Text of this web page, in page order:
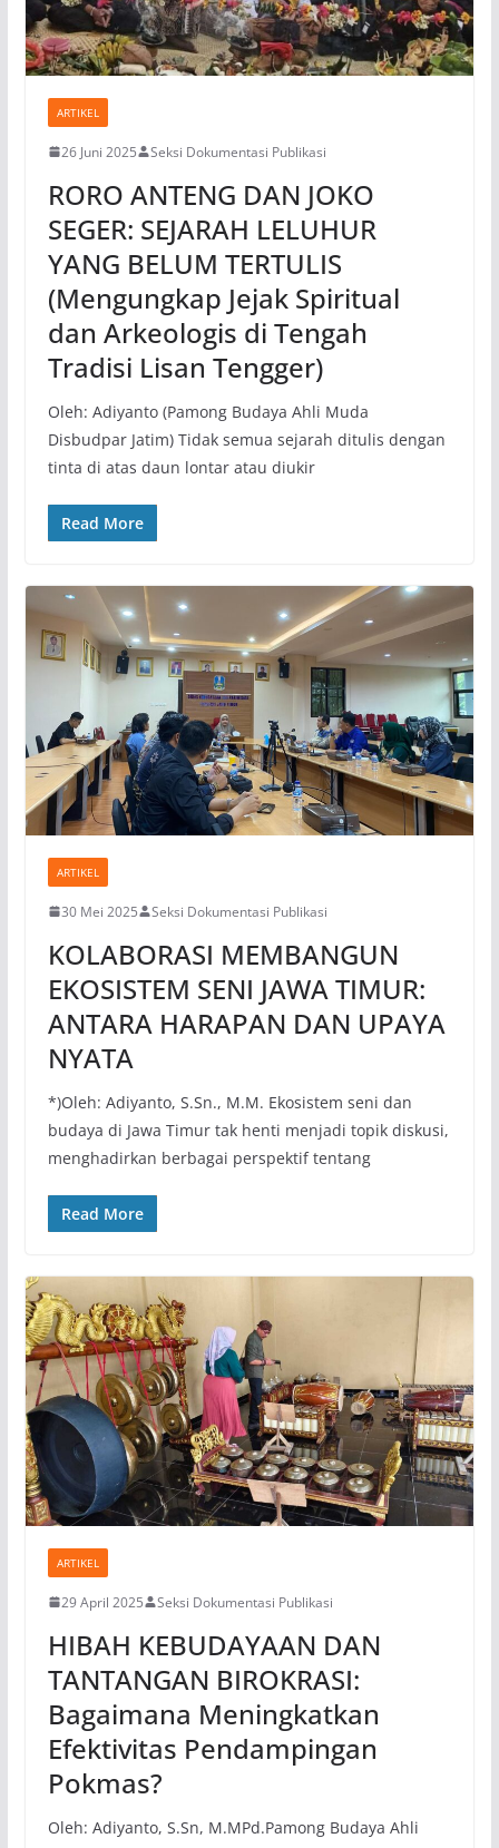
ARTIKEL
26 Juni 2025 Seksi Dokumentasi Publikasi
RORO ANTENG DAN JOKO
SEGER: SEJARAH LELUHUR
YANG BELUM TERTULIS
(Mengungkap Jejak Spiritual
dan Arkeologis di Tengah
Tradisi Lisan Tengger)
Oleh: Adiyanto (Pamong Budaya Ahli Muda
Disbudpar Jatim) Tidak semua sejarah ditulis dengan
tinta di atas daun lontar atau diukir
Read More
ARTIKEL
30 Mei 2025 Seksi Dokumentasi Publikasi
KOLABORASI MEMBANGUN
EKOSISTEM SENI JAWA TIMUR:
ANTARA HARAPAN DAN UPAYA
NYATA
*)Oleh: Adiyanto, S.Sn., M.M. Ekosistem seni dan
budaya di Jawa Timur tak henti menjadi topik diskusi,
menghadirkan berbagai perspektif tentang
Read More
ARTIKEL
29 April 2025 Seksi Dokumentasi Publikasi
HIBAH KEBUDAYAAN DAN
TANTANGAN BIROKRASI:
Bagaimana Meningkatkan
Efektivitas Pendampingan
Pokmas?
Oleh: Adiyanto, S.Sn, M.MPd.Pamong Budaya Ahli